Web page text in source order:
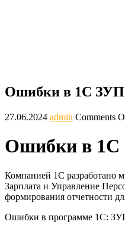
Ошибки в 1C ЗУП
27.06.2024 admin Comments
Ошибки в 1C
Компанией 1C разработано
Зарплата и Управление
формирования отчетности
Ошибки в программе 1C: